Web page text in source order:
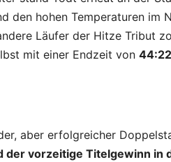
den hohen Temperaturen
Läufer der Hitze Tribut
mit einer Endzeit von
aber erfolgreicher
der vorzeitige Titelgewinn in